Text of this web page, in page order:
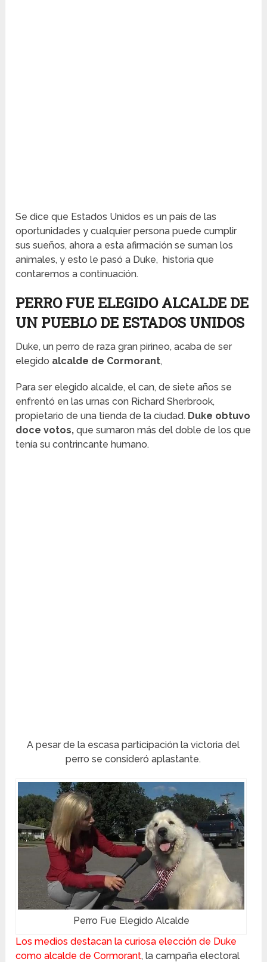
Se dice que Estados Unidos es un país de las
oportunidades y cualquier persona puede cumplir
sus sueños, ahora a esta afirmación se suman los
animales, y esto le pasó a Duke, historia que
contaremos a continuación.
PERRO FUE ELEGIDO ALCALDE DE
UN PUEBLO DE ESTADOS UNIDOS
Duke, un perro de raza gran pirineo, acaba de ser
elegido alcalde de Cormorant,
Para ser elegido alcalde, el can, de siete años se
enfrentó en las urnas con Richard Sherbrook,
propietario de una tienda de la ciudad. Duke obtuvo
doce votos, que sumaron más del doble de los que
tenía su contrincante humano.
A pesar de la escasa participación la victoria del
perro se consideró aplastante.
Perro Fue Elegido Alcalde
Los medios destacan la curiosa elección de Duke
como alcalde de Cormorant, la campaña electoral